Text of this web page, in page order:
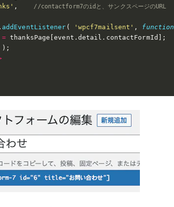
, //contactform7のidと、サンクスページのURL
. addEventListener ( 'wpcf7mailsent' , function
= thanksPage [event . detail . contactFormId
;
) ;